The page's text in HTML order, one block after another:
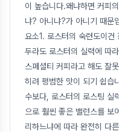
이 높습니다.왜냐하면 커피
냐? 아니냐?가 아니기 때문
요소1. 로스터의 숙련도이건
두라도 로스터의 실력에 따
스페셜티 커피라고 해도 잘
히려 평범한 맛이 되기 쉽습
수보다, 로스터의 로스팅 실
으로 훨씬 좋은 밸런스를 보
리하느냐에 따라 완전히 다